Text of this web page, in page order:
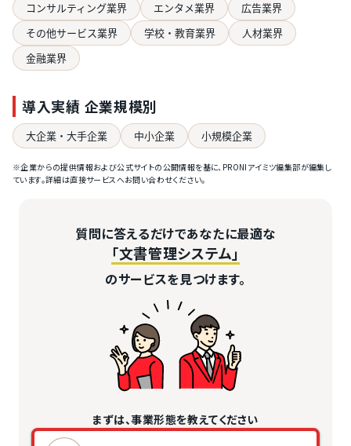
コンサルティング業界
エンタメ業界
広告業界
その他サービス業界
学校・教育業界
人材業界
金融業界
導入実績 企業規模別
大企業・大手企業 中小企業 小規模企業
※企業からの提供情報および公式サイトの公開情報を基に、PRONIアイミツ編集部が編集し
ています。詳細は直接サービスへお問い合わせください。
質問に答えるだけであなたに最適な
「文書管理システム」
のサービスを見つけます。
まずは、事業形態を教えてください